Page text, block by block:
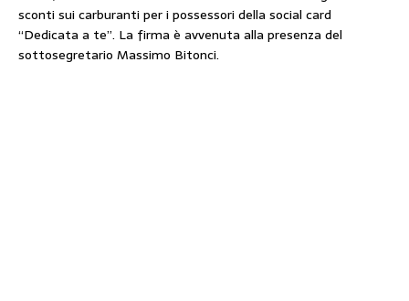
sconti sui carburanti per i possessori della social card
“Dedicata a te”. La firma è avvenuta alla presenza del
sottosegretario Massimo Bitonci.